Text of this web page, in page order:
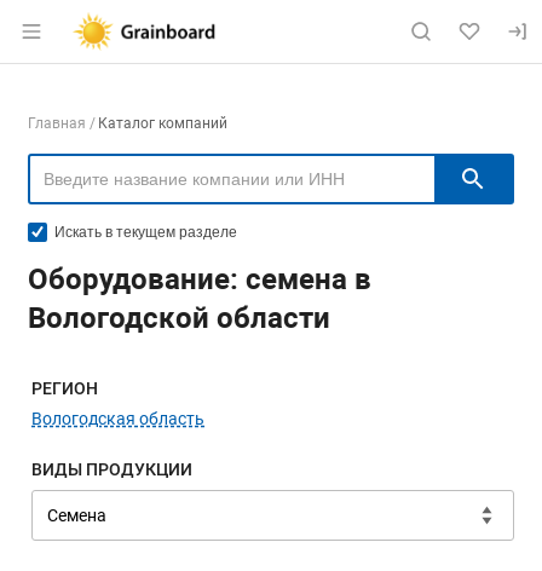
Раздел навигации по сайту
Навигация по компаниям
Главная Каталог компаний
Искать в текущем разделе
Оборудование: семена в
Вологодской области
Меню навигации
РЕГИОН
Вологодская область
ВИДЫ ПРОДУКЦИИ